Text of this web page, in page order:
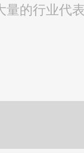
量的行业代